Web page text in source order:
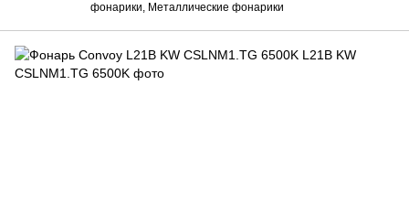
фонарики, Металлические фонарики